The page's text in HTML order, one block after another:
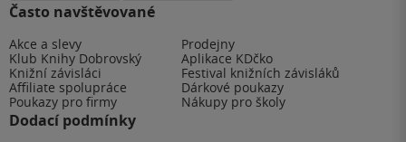
Často navštěvované
Akce a slevy
Prodejny
Klub Knihy Dobrovský
Aplikace KDčko
Knižní závisláci
Festival knižních závisláků
Affiliate spolupráce
Dárkové poukazy
Poukazy pro firmy
Nákupy pro školy
Dodací podmínky